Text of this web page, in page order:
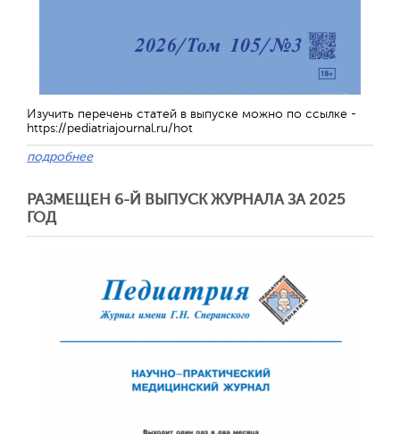
Изучить перечень статей в выпуске можно по ссылке -
https://pediatriajournal.ru/hot
подробнее
РАЗМЕЩЕН 6-Й ВЫПУСК ЖУРНАЛА ЗА 2025
ГОД